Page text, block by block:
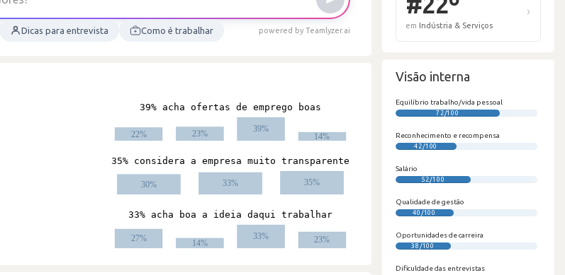
Dicas para entrevista Como é trabalhar powered by Teamlyzer.ai
Visão interna
Equilíbrio trabalho/vida pessoal
72/100
Reconhecimento e recompensa
42/100
Salário
52/100
Qualidade de gestão
40/100
Oportunidades de carreira
38/100
Dificuldade das entrevistas